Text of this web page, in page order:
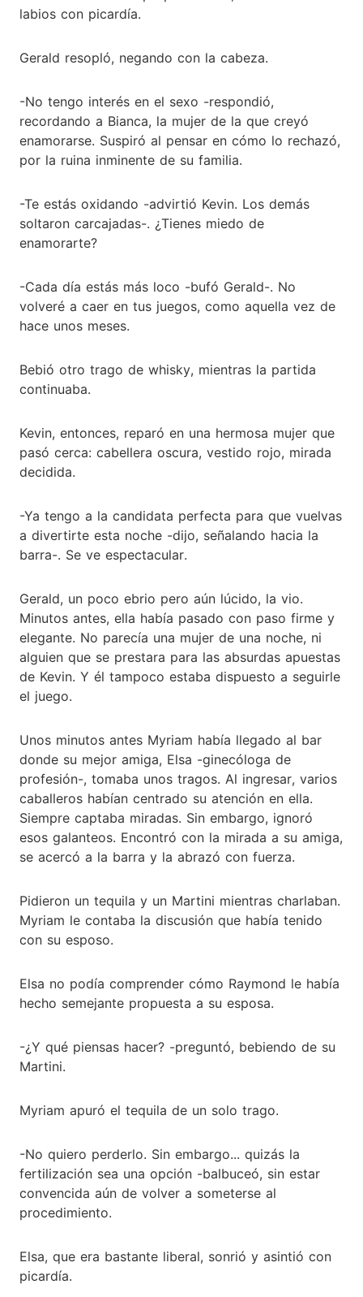
labios con picardía.
Gerald resopló, negando con la cabeza.
-No tengo interés en el sexo -respondió,
recordando a Bianca, la mujer de la que creyó
enamorarse. Suspiró al pensar en cómo lo rechazó,
por la ruina inminente de su familia.
-Te estás oxidando -advirtió Kevin. Los demás
soltaron carcajadas-. ¿Tienes miedo de
enamorarte?
-Cada día estás más loco -bufó Gerald-. No
volveré a caer en tus juegos, como aquella vez de
hace unos meses.
Bebió otro trago de whisky, mientras la partida
continuaba.
Kevin, entonces, reparó en una hermosa mujer que
pasó cerca: cabellera oscura, vestido rojo, mirada
decidida.
-Ya tengo a la candidata perfecta para que vuelvas
a divertirte esta noche -dijo, señalando hacia la
barra-. Se ve espectacular.
Gerald, un poco ebrio pero aún lúcido, la vio.
Minutos antes, ella había pasado con paso firme y
elegante. No parecía una mujer de una noche, ni
alguien que se prestara para las absurdas apuestas
de Kevin. Y él tampoco estaba dispuesto a seguirle
el juego.
Unos minutos antes Myriam había llegado al bar
donde su mejor amiga, Elsa -ginecóloga de
profesión-, tomaba unos tragos. Al ingresar, varios
caballeros habían centrado su atención en ella.
Siempre captaba miradas. Sin embargo, ignoró
esos galanteos. Encontró con la mirada a su amiga,
se acercó a la barra y la abrazó con fuerza.
Pidieron un tequila y un Martini mientras charlaban.
Myriam le contaba la discusión que había tenido
con su esposo.
Elsa no podía comprender cómo Raymond le había
hecho semejante propuesta a su esposa.
-¿Y qué piensas hacer? -preguntó, bebiendo de su
Martini.
Myriam apuró el tequila de un solo trago.
-No quiero perderlo. Sin embargo... quizás la
fertilización sea una opción -balbuceó, sin estar
convencida aún de volver a someterse al
procedimiento.
Elsa, que era bastante liberal, sonrió y asintió con
picardía.